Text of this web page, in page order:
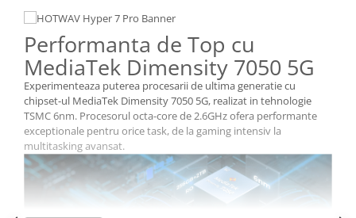
Coșuri de gunoi
INGRIJIRE PERSONALA
Uscătoare de Păr
Plăci de Îndreptat Părul
SPA
CASA, GRADINA SI BRICOLAJ
Sigurante inteligente
Camere de supraveghere
Performanta de Top cu
MediaTek Dimensity 7050 5G
Experimenteaza puterea procesarii de ultima generatie cu
chipset-ul MediaTek Dimensity 7050 5G, realizat in tehnologie
TSMC 6nm. Procesorul octa-core de 2.6GHz ofera performante
exceptionale pentru orice task, de la gaming intensiv la
multitasking avansat.